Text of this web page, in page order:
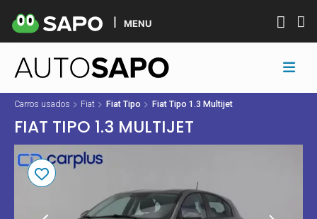
MENU
Carros usados Fiat Fiat Tipo Fiat Tipo 1.3 Multijet
FIAT TIPO 1.3 MULTIJET